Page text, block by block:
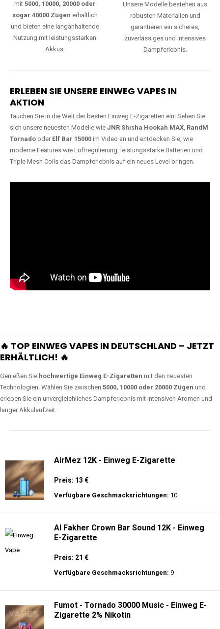
mit 5000, 10000, 20000 oder
sogar 40000 Zügen erhältlich
und bieten eine langanhaltende
Nutzung mit leistungsstarken
Akkus.
Unsere Modelle bestehen aus
robusten Materialien und
garantieren ein sicheres,
zuverlässiges und intensives
Dampferlebnis.
ERLEBEN SIE UNSERE EINWEG VAPES IN
AKTION
Tauchen Sie in die Welt der besten Einweg E-Zigaretten ein! Sehen Sie
sich unsere neuesten Modelle wie JNR Shisha Hookah MAX, RandM
Tornado oder Elf Bar 15000 im Video an und entdecken Sie, wie
moderne Features wie Luftregulierung, leistungsstarke Batterien und
Triple Mesh Coils das Dampferlebnis auf ein neues Level bringen.
🔥 TOP EINWEG VAPES IN DEUTSCHLAND – JETZT
ERHÄLTLICH! 🔥
Genießen Sie hochwertige Einweg E-Zigaretten mit den neuesten
Technologien. Wählen Sie zwischen 5000, 10000 oder 20000 Zügen und
erleben Sie ein unvergleichliches Dampferlebnis mit intensiven Aromen und
langer Akkulaufzeit.
AirMez 12K - Einweg E-Zigarette
Preis: 13 €
Verfügbare Geschmacksrichtungen: 10
Al Fakher Crown Bar Sound 12K - Einweg
E-Zigarette
Preis: 21 €
Verfügbare Geschmacksrichtungen: 9
Fumot - Tornado 30000 Music - Einweg E-
Zigarette 2% Nikotin